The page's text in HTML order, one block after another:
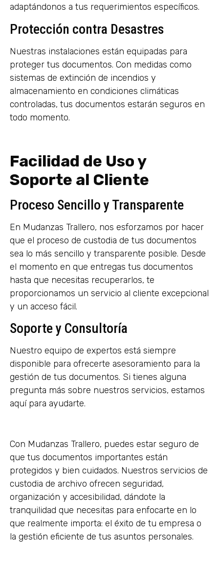
adaptándonos a tus requerimientos específicos.
Protección contra Desastres
Nuestras instalaciones están equipadas para
proteger tus documentos. Con medidas como
sistemas de extinción de incendios y
almacenamiento en condiciones climáticas
controladas, tus documentos estarán seguros en
todo momento.
Facilidad de Uso y
Soporte al Cliente
Proceso Sencillo y Transparente
En Mudanzas Trallero, nos esforzamos por hacer
que el proceso de custodia de tus documentos
sea lo más sencillo y transparente posible. Desde
el momento en que entregas tus documentos
hasta que necesitas recuperarlos, te
proporcionamos un servicio al cliente excepcional
y un acceso fácil.
Soporte y Consultoría
Nuestro equipo de expertos está siempre
disponible para ofrecerte asesoramiento para la
gestión de tus documentos. Si tienes alguna
pregunta más sobre nuestros servicios, estamos
aquí para ayudarte.
Con Mudanzas Trallero, puedes estar seguro de
que tus documentos importantes están
protegidos y bien cuidados. Nuestros servicios de
custodia de archivo ofrecen seguridad,
organización y accesibilidad, dándote la
tranquilidad que necesitas para enfocarte en lo
que realmente importa: el éxito de tu empresa o
la gestión eficiente de tus asuntos personales.